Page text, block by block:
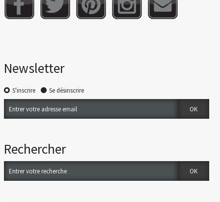
Newsletter
S'inscrire Se désinscrire
Rechercher